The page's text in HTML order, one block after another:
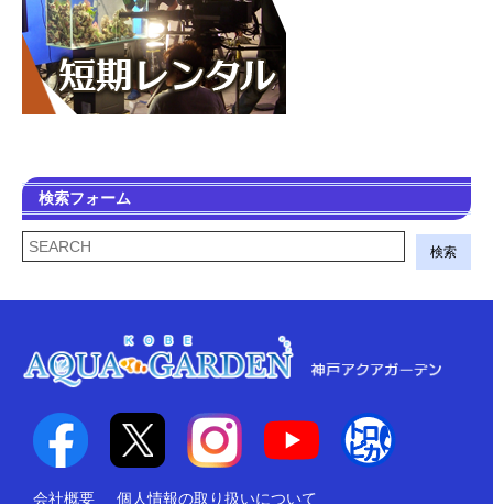
検索フォーム
検索
会社概要 個人情報の取り扱いについて